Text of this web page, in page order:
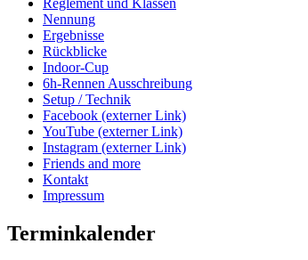
Nennung
Ergebnisse
Rückblicke
Indoor-Cup
6h-Rennen Ausschreibung
Setup / Technik
Facebook (externer Link)
YouTube (externer Link)
Instagram (externer Link)
Friends and more
Kontakt
Impressum
Terminkalender